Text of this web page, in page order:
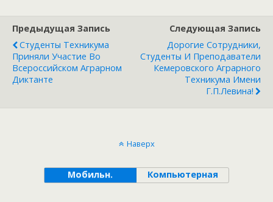
Предыдущая Запись
Студенты Техникума
Приняли Участие Во
Всероссийском Аграрном
Диктанте
Следующая Запись
Дорогие Сотрудники,
Студенты И Преподаватели
Кемеровского Аграрного
Техникума Имени
Г.П.Левина!
Наверх
Мобильн. Компьютерная